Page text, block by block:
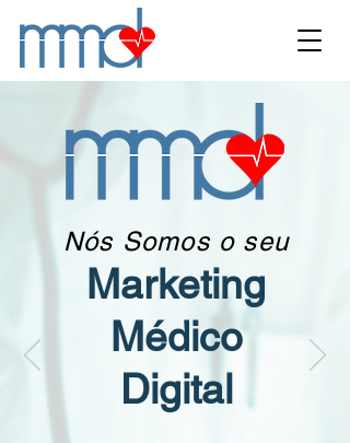
Nós Somos o seu
Marketing
Médico
Digital